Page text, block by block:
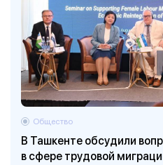
В Ташкенте обсудили
в сфере трудовой
Общество